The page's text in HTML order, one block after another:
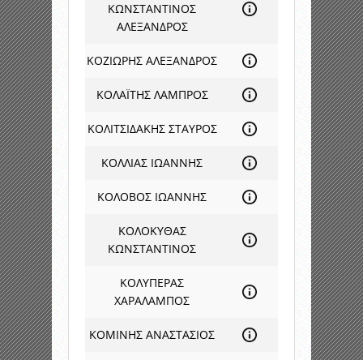
ΚΩΝΣΤΑΝΤΙΝΟΣ
ΑΛΕΞΑΝΔΡΟΣ
ΚΟΖΙΩΡΗΣ ΑΛΕΞΑΝΔΡΟΣ
ΚΟΛΑΪΤΗΣ ΛΑΜΠΡΟΣ
ΚΟΛΙΤΣΙΔΑΚΗΣ ΣΤΑΥΡΟΣ
ΚΟΛΛΙΑΣ ΙΩΑΝΝΗΣ
ΚΟΛΟΒΟΣ ΙΩΑΝΝΗΣ
ΚΟΛΟΚΥΘΑΣ
ΚΩΝΣΤΑΝΤΙΝΟΣ
ΚΟΛΥΠΕΡΑΣ
ΧΑΡΑΛΑΜΠΟΣ
ΚΟΜΙΝΗΣ ΑΝΑΣΤΑΣΙΟΣ